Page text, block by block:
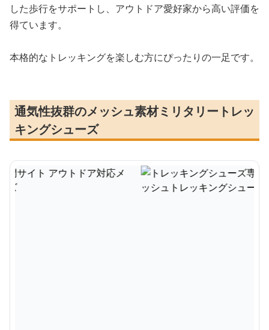
した歩行をサポートし、アウトドア愛好家から高い評価を
得ています。
本格的なトレッキングを楽しむ方にぴったりの一足です。
通気性抜群のメッシュ素材ミリタリートレッ
キングシューズ